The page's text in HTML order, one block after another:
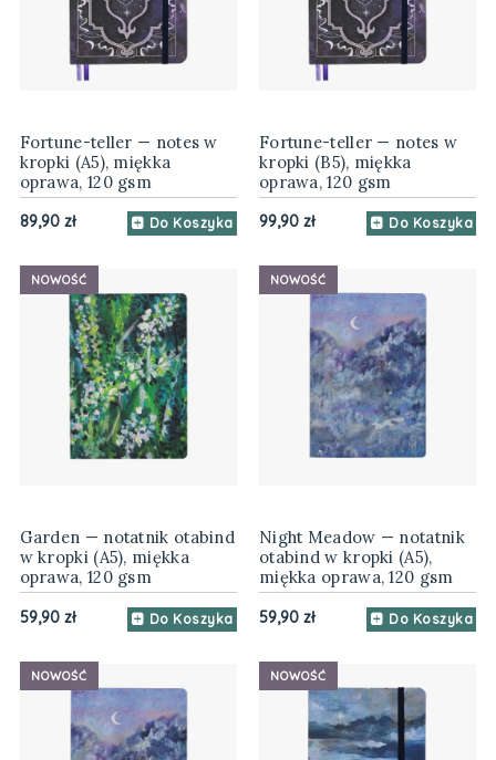
Fortune-teller — notes w
kropki (A5), miękka
oprawa, 120 gsm
89,90 zł Do Koszyka
Fortune-teller — notes w
kropki (B5), miękka
oprawa, 120 gsm
99,90 zł Do Koszyka
Garden — notatnik otabind
w kropki (A5), miękka
oprawa, 120 gsm
59,90 zł Do Koszyka
NOWOŚĆ
Night Meadow — notatnik
otabind w kropki (A5),
miękka oprawa, 120 gsm
59,90 zł Do Koszyka
NOWOŚĆ
NOWOŚĆ NOWOŚĆ